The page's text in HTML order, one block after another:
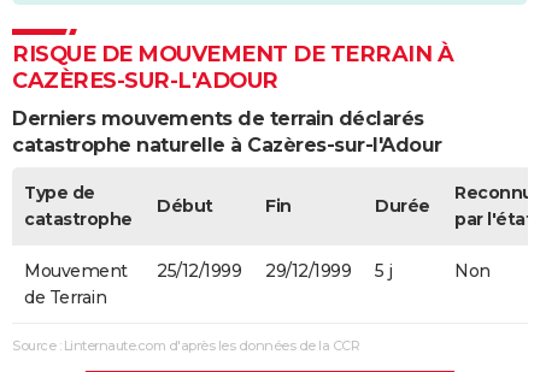
RISQUE DE MOUVEMENT DE TERRAIN À
CAZÈRES-SUR-L'ADOUR
Derniers mouvements de terrain déclarés
catastrophe naturelle à Cazères-sur-l'Adour
Type de
catastrophe
Début Fin Durée
par l'état
Mouvement
de Terrain
25/12/1999 29/12/1999 5 j Non
Source : Linternaute.com d'après les données de la CCR